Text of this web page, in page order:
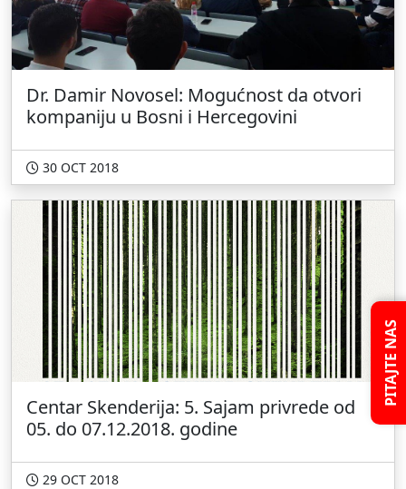
PITAJTE NAS
Dr. Damir Novosel: Mogućnost da otvori
kompaniju u Bosni i Hercegovini
30 OCT 2018
Centar Skenderija: 5. Sajam privrede od
05. do 07.12.2018. godine
29 OCT 2018